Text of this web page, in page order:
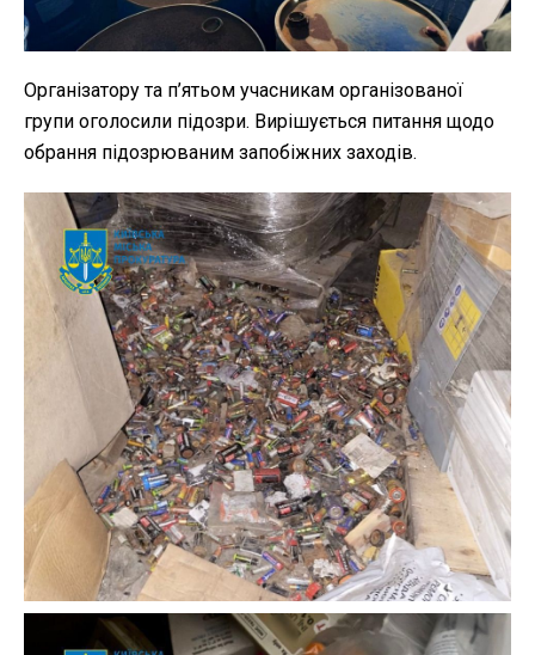
Організатору та п’ятьом учасникам організованої
групи оголосили підозри. Вирішується питання щодо
обрання підозрюваним запобіжних заходів.